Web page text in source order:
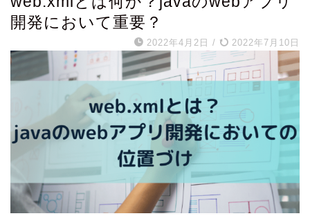
開発において重要？
2022年4月2日 / 2022年7月10日